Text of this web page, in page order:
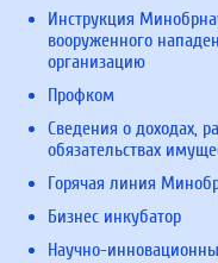
Инструкция
вооруженного
организацию
Профком
Сведения о доходах,
обязательствах
Горячая линия
Бизнес инкубатор
Научно-